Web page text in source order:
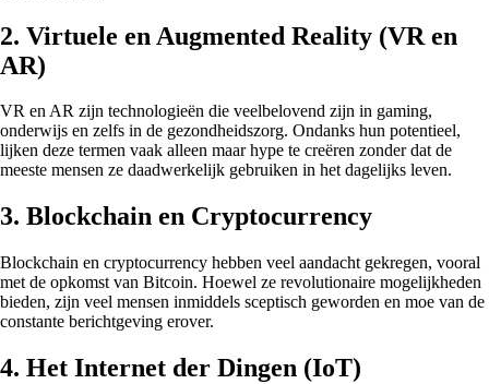
2. Virtuele en Augmented Reality (VR en
AR)
VR en AR zijn technologieën die veelbelovend zijn in gaming,
onderwijs en zelfs in de gezondheidszorg. Ondanks hun potentieel,
lijken deze termen vaak alleen maar hype te creëren zonder dat de
meeste mensen ze daadwerkelijk gebruiken in het dagelijks leven.
3. Blockchain en Cryptocurrency
Blockchain en cryptocurrency hebben veel aandacht gekregen, vooral
met de opkomst van Bitcoin. Hoewel ze revolutionaire mogelijkheden
bieden, zijn veel mensen inmiddels sceptisch geworden en moe van de
constante berichtgeving erover.
4. Het Internet der Dingen (IoT)